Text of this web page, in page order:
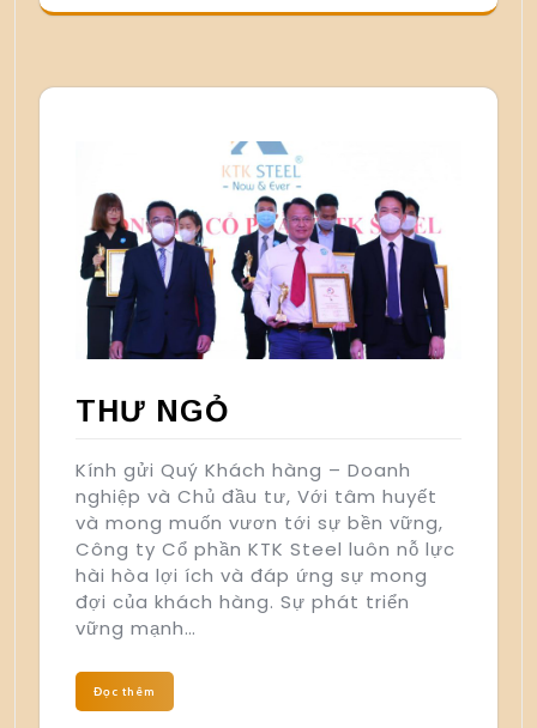
THƯ NGỎ
Kính gửi Quý Khách hàng – Doanh
nghiệp và Chủ đầu tư, Với tâm huyết
và mong muốn vươn tới sự bền vững,
Công ty Cổ phần KTK Steel luôn nỗ lực
hài hòa lợi ích và đáp ứng sự mong
đợi của khách hàng. Sự phát triển
vững mạnh…
Đọc thêm